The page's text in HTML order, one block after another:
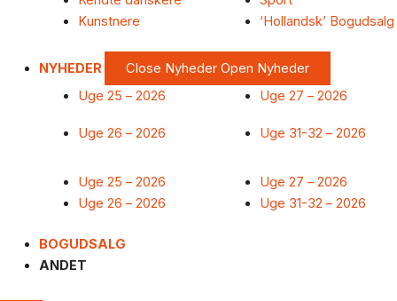
Kunstnere
‘Hollandsk’ Bogudsalg
NYHEDER Close Nyheder Open Nyheder
Uge 25 – 2026
Uge 26 – 2026
Uge 27 – 2026
Uge 31-32 – 2026
Uge 25 – 2026
Uge 26 – 2026
Uge 27 – 2026
Uge 31-32 – 2026
BOGUDSALG
ANDET